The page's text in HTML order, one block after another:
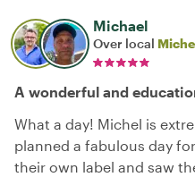
Michael
Over local
A wonderful and
What a day! Michel is
planned a fabulous day
their own label and saw